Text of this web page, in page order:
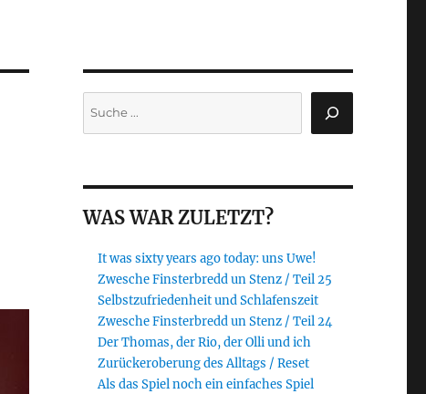
WAS WAR ZULETZT?
It was sixty years ago today: uns Uwe!
Zwesche Finsterbredd un Stenz / Teil 25
Selbstzufriedenheit und Schlafenszeit
Zwesche Finsterbredd un Stenz / Teil 24
Der Thomas, der Rio, der Olli und ich
Zurückeroberung des Alltags / Reset
Als das Spiel noch ein einfaches Spiel